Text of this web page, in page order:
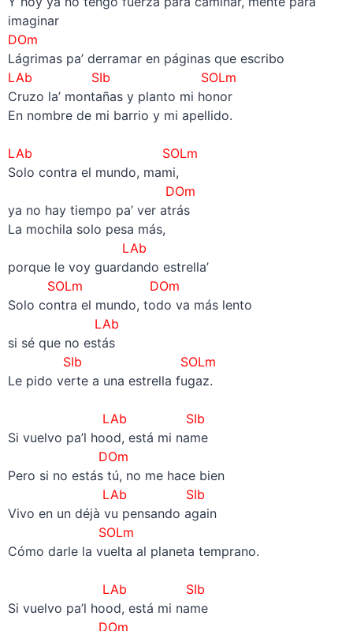
imaginar
DOm
Lágrimas pa’ derramar en páginas que escribo
LAb SIb SOLm
Cruzo la’ montañas y planto mi honor
En nombre de mi barrio y mi apellido.
LAb SOLm
Solo contra el mundo, mami,
DOm
ya no hay tiempo pa’ ver atrás
La mochila solo pesa más,
LAb
porque le voy guardando estrella’
SOLm DOm
Solo contra el mundo, todo va más lento
LAb
si sé que no estás
SIb SOLm
Le pido verte a una estrella fugaz.
LAb SIb
Si vuelvo pa’l hood, está mi name
DOm
Pero si no estás tú, no me hace bien
LAb SIb
Vivo en un déjà vu pensando again
SOLm
Cómo darle la vuelta al planeta temprano.
LAb SIb
Si vuelvo pa’l hood, está mi name
DOm